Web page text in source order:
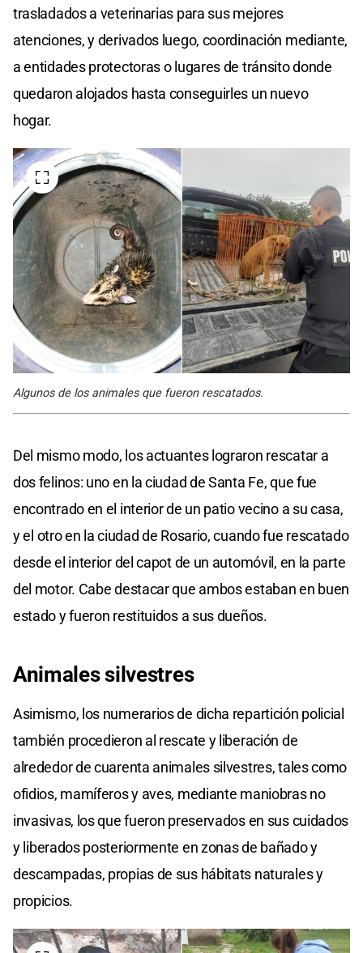
trasladados a veterinarias para sus mejores
atenciones, y derivados luego, coordinación mediante,
a entidades protectoras o lugares de tránsito donde
quedaron alojados hasta conseguirles un nuevo
hogar.
Algunos de los animales que fueron rescatados.
Del mismo modo, los actuantes lograron rescatar a
dos felinos: uno en la ciudad de Santa Fe, que fue
encontrado en el interior de un patio vecino a su casa,
y el otro en la ciudad de Rosario, cuando fue rescatado
desde el interior del capot de un automóvil, en la parte
del motor. Cabe destacar que ambos estaban en buen
estado y fueron restituidos a sus dueños.
Animales silvestres
Asimismo, los numerarios de dicha repartición policial
también procedieron al rescate y liberación de
alrededor de cuarenta animales silvestres, tales como
ofidios, mamíferos y aves, mediante maniobras no
invasivas, los que fueron preservados en sus cuidados
y liberados posteriormente en zonas de bañado y
descampadas, propias de sus hábitats naturales y
propicios.